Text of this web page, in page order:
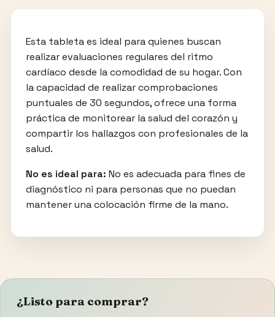
Esta tableta es ideal para quienes buscan
realizar evaluaciones regulares del ritmo
cardíaco desde la comodidad de su hogar. Con
la capacidad de realizar comprobaciones
puntuales de 30 segundos, ofrece una forma
práctica de monitorear la salud del corazón y
compartir los hallazgos con profesionales de la
salud.
No es ideal para: No es adecuada para fines de
diagnóstico ni para personas que no puedan
mantener una colocación firme de la mano.
¿Listo para comprar?